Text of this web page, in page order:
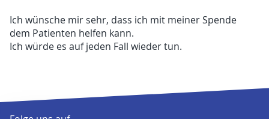
Ich wünsche mir sehr, dass ich mit meiner Spende
dem Patienten helfen kann.
Ich würde es auf jeden Fall wieder tun.